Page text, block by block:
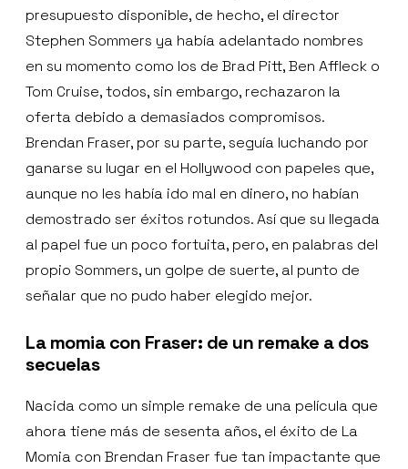
presupuesto disponible, de hecho, el director
Stephen Sommers ya había adelantado nombres
en su momento como los de Brad Pitt, Ben Affleck o
Tom Cruise, todos, sin embargo, rechazaron la
oferta debido a demasiados compromisos.
Brendan Fraser, por su parte, seguía luchando por
ganarse su lugar en el Hollywood con papeles que,
aunque no les había ido mal en dinero, no habían
demostrado ser éxitos rotundos. Así que su llegada
al papel fue un poco fortuita, pero, en palabras del
propio Sommers, un golpe de suerte, al punto de
señalar que no pudo haber elegido mejor.
La momia con Fraser: de un remake a dos
secuelas
Nacida como un simple remake de una película que
ahora tiene más de sesenta años, el éxito de La
Momia con Brendan Fraser fue tan impactante que